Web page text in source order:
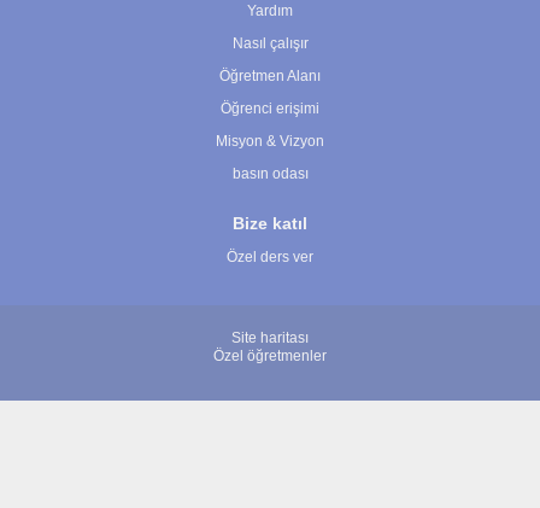
Yardım
Nasıl çalışır
Öğretmen Alanı
Öğrenci erişimi
Misyon & Vizyon
basın odası
Bize katıl
Özel ders ver
Site haritası
Özel öğretmenler